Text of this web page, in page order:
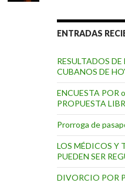
ENTRADAS
RESULTADOS
CUBANOS DE
ENCUESTA POR
PROPUESTA
Prorroga de
LOS MÉDICOS Y
PUEDEN SER
DIVORCIO POR